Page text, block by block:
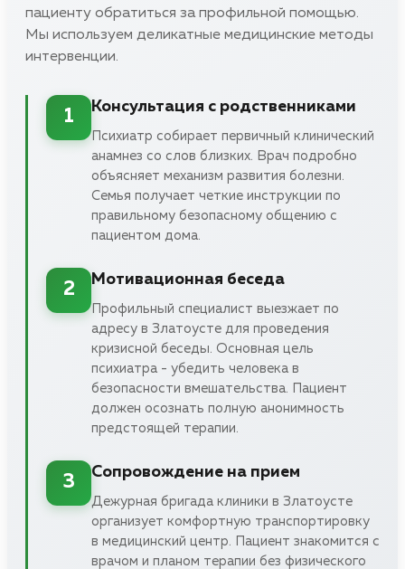
пациенту обратиться за профильной помощью.
Мы используем деликатные медицинские методы
интервенции.
1
Консультация с родственниками
Психиатр собирает первичный клинический
анамнез со слов близких. Врач подробно
объясняет механизм развития болезни.
Семья получает четкие инструкции по
правильному безопасному общению с
пациентом дома.
2
Мотивационная беседа
Профильный специалист выезжает по
адресу в Златоусте для проведения
кризисной беседы. Основная цель
психиатра - убедить человека в
безопасности вмешательства. Пациент
должен осознать полную анонимность
предстоящей терапии.
3
Сопровождение на прием
Дежурная бригада клиники в Златоусте
организует комфортную транспортировку
в медицинский центр. Пациент знакомится с
врачом и планом терапии без физического